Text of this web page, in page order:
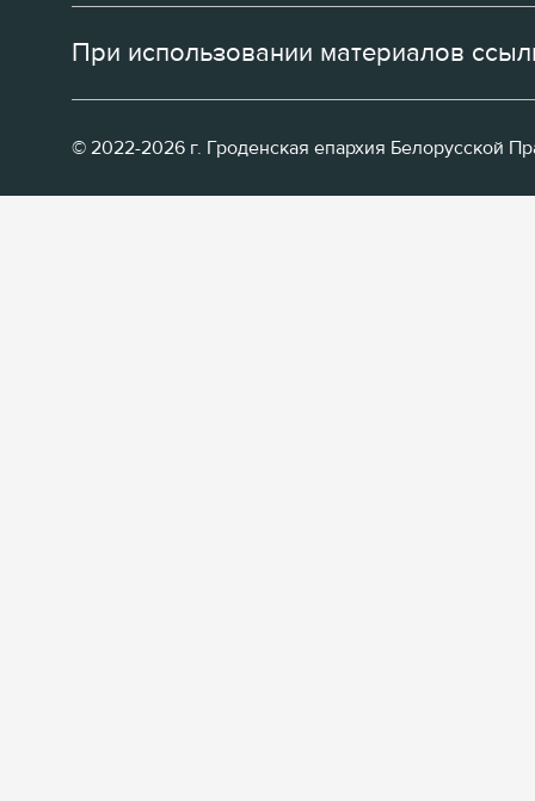
При использовании материалов
© 2022-2026 г. Гроденская епархия Белорусской